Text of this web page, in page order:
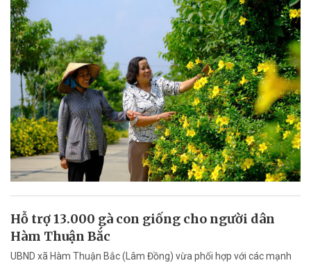
Hỗ trợ 13.000 gà con giống cho người dân
Hàm Thuận Bắc
UBND xã Hàm Thuận Bắc (Lâm Đồng) vừa phối hợp với các mạnh